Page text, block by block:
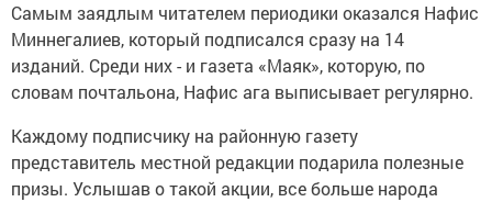
Самым заядлым читателем периодики оказался Нафис
Миннегалиев, который подписался сразу на 14
изданий. Среди них - и газета «Маяк», которую, по
словам почтальона, Нафис ага выписывает регулярно.
Каждому подписчику на районную газету
представитель местной редакции подарила полезные
призы. Услышав о такой акции, все больше народа